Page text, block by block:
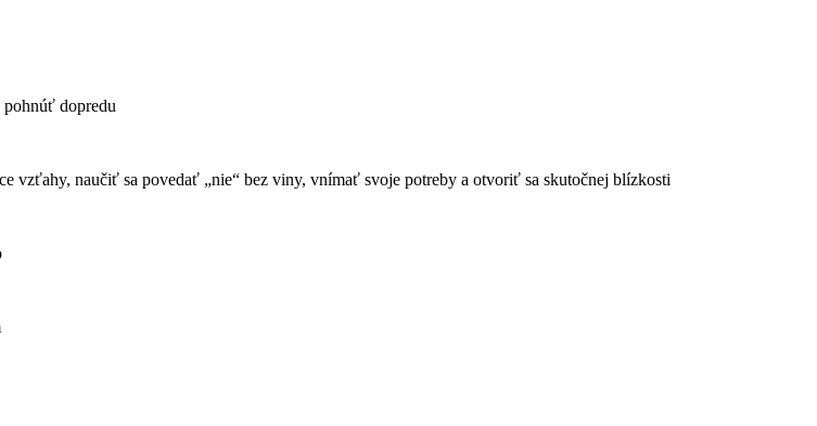
dopredu
vzťahy, naučiť sa povedať „nie“ bez viny, vnímať svoje potreby a otvoriť sa skutočnej blízkosti